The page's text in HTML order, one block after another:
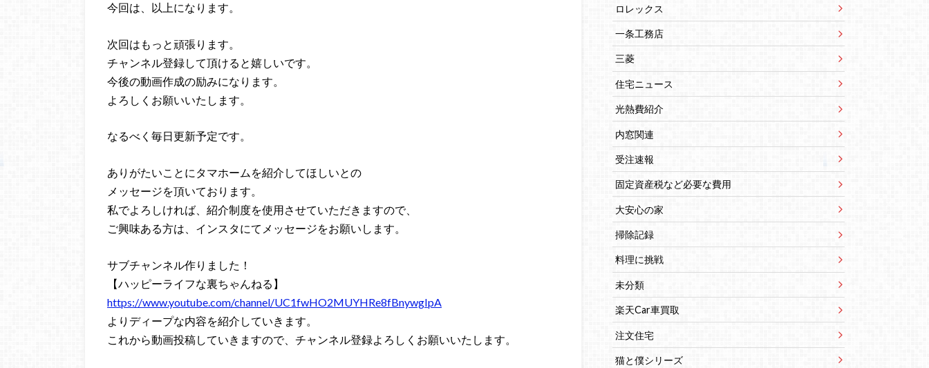
今回は、以上になります。
次回はもっと頑張ります。
チャンネル登録して頂けると嬉しいです。
今後の動画作成の励みになります。
よろしくお願いいたします。
なるべく毎日更新予定です。
ありがたいことにタマホームを紹介してほしいとの
メッセージを頂いております。
私でよろしければ、紹介制度を使用させていただきますので、
ご興味ある方は、インスタにてメッセージをお願いします。
サブチャンネル作りました！
【ハッピーライフな裏ちゃんねる】
https://www.youtube.com/channel/UC1fwHO2MUYHRe8fBnywgIpA
よりディープな内容を紹介していきます。
これから動画投稿していきますので、チャンネル登録よろしくお願いいたします。
ロレックス
一条工務店
三菱
住宅ニュース
光熱費紹介
内窓関連
受注速報
固定資産税など必要な費用
大安心の家
掃除記録
料理に挑戦
未分類
楽天Car車買取
注文住宅
猫と僕シリーズ